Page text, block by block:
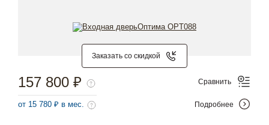
Заказать со скидкой
157 800 ₽
от 15 780 ₽ в мес.
Сравнить
Подробнее